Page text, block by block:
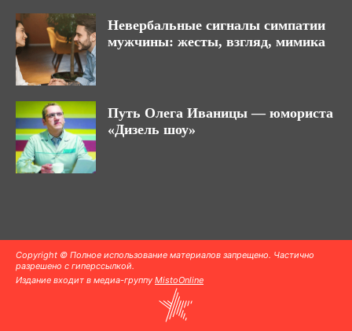
Невербальные сигналы симпатии
мужчины: жесты, взгляд, мимика
Путь Олега Иваницы — юмориста
«Дизель шоу»
Copyright © Полное использование материалов запрещено. Частично
разрешено с гиперссылкой.
Издание входит в медиа-группу MistoOnline